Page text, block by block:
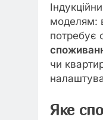
моделям:
потребує
чи
Яке